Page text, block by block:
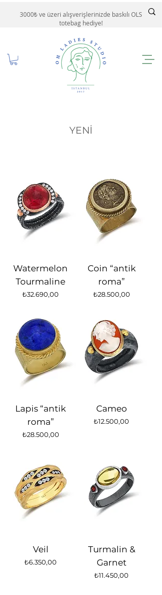
3000₺ ve üzeri alışverişlerinizde baskılı OLS
totebag hediye!
YENİ
Watermelon
Tourmaline
Fiyat
₺32.690,00
Coin “antik
roma”
Fiyat
₺28.500,00
Lapis “antik
roma”
Fiyat
₺28.500,00
Cameo
Fiyat
₺12.500,00
Veil
Fiyat
₺6.350,00
Turmalin &
Garnet
Fiyat
₺11.450,00